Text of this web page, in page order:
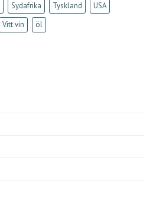
Sydafrika Tyskland
USA
Vitt vin öl